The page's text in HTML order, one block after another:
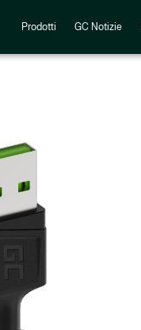
Prodotti GC Notizie